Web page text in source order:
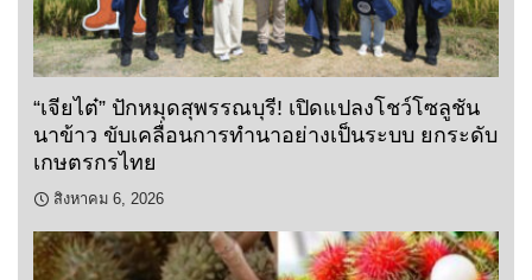
“เจียไต๋” ปักหมุดสุพรรณบุรี! เปิดแปลงโชว์โซลูชัน
นาข้าว ขับเคลื่อนการทำนาอย่างเป็นระบบ ยกระดับ
เกษตรกรไทย
สิงหาคม 6, 2026